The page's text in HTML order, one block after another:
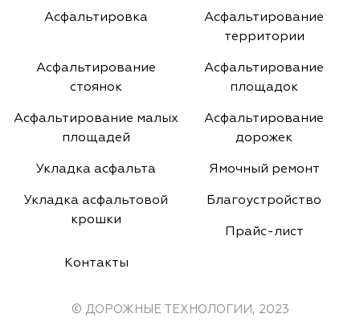
Асфальтировка
Асфальтирование
территории
Асфальтирование
стоянок
Асфальтирование
площадок
Асфальтирование малых
площадей
Асфальтирование
дорожек
Укладка асфальта Ямочный ремонт
Укладка асфальтовой
крошки
Благоустройство
Прайс-лист
Контакты
© ДОРОЖНЫЕ ТЕХНОЛОГИИ, 2023